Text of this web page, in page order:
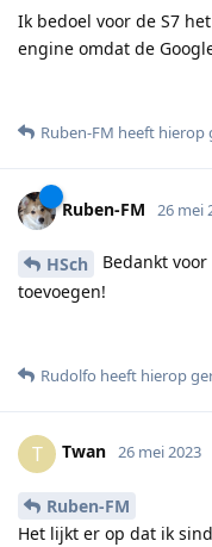
Ik bedoel voor de S7
engine omdat de
Ruben-FM heeft hierop
Ruben-FM 26 mei
HSch
Bedankt
toevoegen!
Rudolfo heeft hierop
T Twan 26 mei 2023
Ruben-FM
Het lijkt er op dat ik